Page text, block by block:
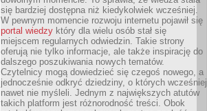
się bardziej dostępna niż kiedykolwiek wcześniej.
W pewnym momencie rozwoju internetu pojawił się
portal wiedzy który dla wielu osób stał się
miejscem regularnych odwiedzin. Takie strony
oferują nie tylko informacje, ale także inspirację do
dalszego poszukiwania nowych tematów.
Czytelnicy mogą dowiedzieć się czegoś nowego, a
jednocześnie odkryć dziedziny, o których wcześniej
nawet nie myśleli. Jednym z największych atutów
takich platform jest różnorodność treści. Obok